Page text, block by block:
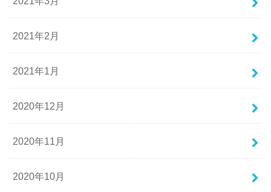
2021年2月
2021年1月
2020年12月
2020年11月
2020年10月